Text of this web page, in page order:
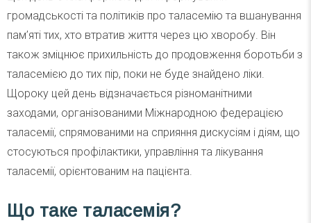
громадськості та політиків про таласемію та вшанування
пам’яті тих, хто втратив життя через цю хворобу. Він
також зміцнює прихильність до продовження боротьби з
таласемією до тих пір, поки не буде знайдено ліки.
Щороку цей день відзначається різноманітними
заходами, організованими Міжнародною федерацією
таласемії, спрямованими на сприяння дискусіям і діям, що
стосуються профілактики, управління та лікування
таласемії, орієнтованим на пацієнта.
Що таке таласемія?